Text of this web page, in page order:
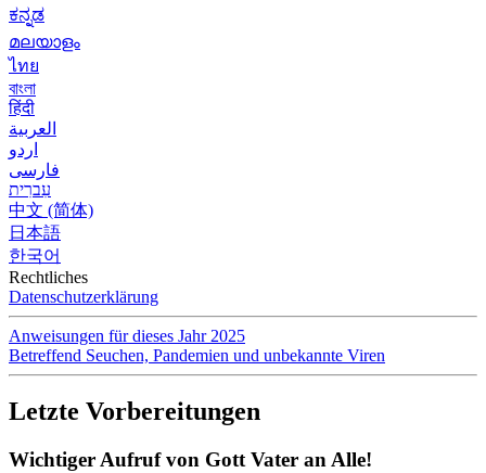
ಕನ್ನಡ
മലയാളം
ไทย
বাংলা
हिंदी
العربية
اردو
فارسی
עִברִית
中文 (简体)
日本語
한국어
Rechtliches
Datenschutzerklärung
Anweisungen für dieses Jahr 2025
Betreffend Seuchen, Pandemien und unbekannte Viren
Letzte Vorbereitungen
Wichtiger Aufruf von Gott Vater an Alle!